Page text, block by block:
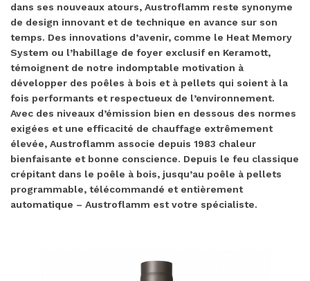
dans ses nouveaux atours, Austroflamm reste synonyme
de design innovant et de technique en avance sur son
temps. Des innovations d’avenir, comme le Heat Memory
System ou l’habillage de foyer exclusif en Keramott,
témoignent de notre indomptable motivation à
développer des poêles à bois et à pellets qui soient à la
fois performants et respectueux de l’environnement.
Avec des niveaux d’émission bien en dessous des normes
exigées et une efficacité de chauffage extrêmement
élevée, Austroflamm associe depuis 1983 chaleur
bienfaisante et bonne conscience. Depuis le feu classique
crépitant dans le poêle à bois, jusqu’au poêle à pellets
programmable, télécommandé et entièrement
automatique – Austroflamm est votre spécialiste.